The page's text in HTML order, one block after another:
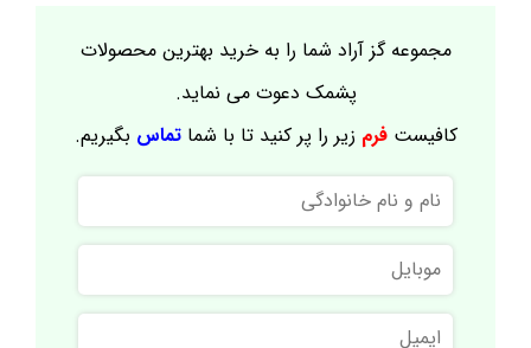
مجموعه گز آراد شما را به خرید بهترین محصولات
پشمک دعوت می نماید.
کافیستفرم زیر را پر کنید تا با شماتماس بگیریم.
نام
و
نام
خانوادگی
موبایل
ایمیل